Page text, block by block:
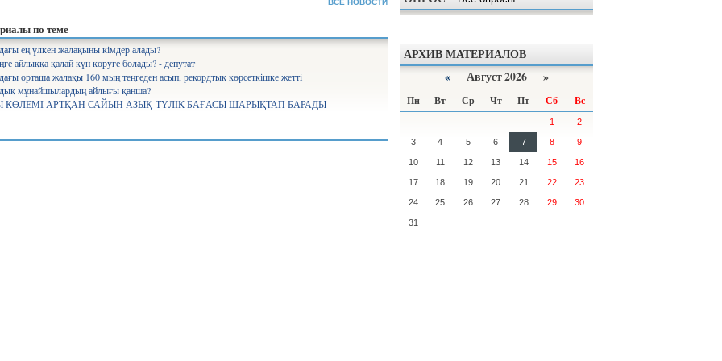
на комуслуги изменятся в Казахстане... 12 640
Аймағамбетов балалардың қауіпсіздігін қамтамасыз...
мектеп». Ұлттық жоба арқылы 582 мектеп бой көтереді...
лицензиялауды күшейтеміз - министр...
ВСЕ НОВОСТИ
по теме
ең үлкен жалақыны кімдер алады?
айлыққа қалай күн көруге болады? - депутат
орташа жалақы 160 мың теңгеден асып, рекордтық көрсеткішке жетті
мұнайшылардың айлығы қанша?
АРТҚАН САЙЫН АЗЫҚ-ТҮЛІК БАҒАСЫ ШАРЫҚТАП БАРАДЫ
АРХИВ МАТЕРИАЛОВ
«Август 2026 »
Пн Вт Ср Чт Пт Сб Вс
1 2
3 4 5 6 7 8 9
10 11 12 13 14 15 16
17 18 19 20 21 22 23
24 25 26 27 28 29 30
31